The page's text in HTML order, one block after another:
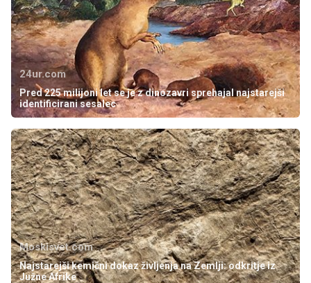
24ur.com
Pred 225 milijoni let se je z dinozavri sprehajal najstarejši
identificirani sesalec
Moskisvet.com
Najstarejši kemični dokaz življenja na Zemlji: odkritje iz
Južne Afrike